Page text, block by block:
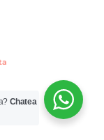
Chatea